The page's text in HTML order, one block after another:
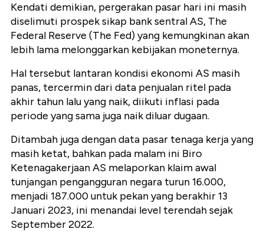
Kendati demikian, pergerakan pasar hari ini masih
diselimuti prospek sikap bank sentral AS, The
Federal Reserve (The Fed) yang kemungkinan akan
lebih lama melonggarkan kebijakan moneternya.
Hal tersebut lantaran kondisi ekonomi AS masih
panas, tercermin dari data penjualan ritel pada
akhir tahun lalu yang naik, diikuti inflasi pada
periode yang sama juga naik diluar dugaan.
Ditambah juga dengan data pasar tenaga kerja yang
masih ketat, bahkan pada malam ini Biro
Ketenagakerjaan AS melaporkan klaim awal
tunjangan pengangguran negara turun 16.000,
menjadi 187.000 untuk pekan yang berakhir 13
Januari 2023, ini menandai level terendah sejak
September 2022.